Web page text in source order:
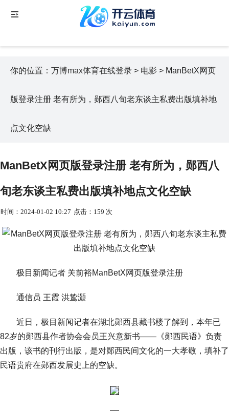
你的位置： 万博max体育在线登录 > 电影 > ManBetX网页
版登录注册 老有所为，郧西八旬老东谈主私费出版填补地
点文化空缺
ManBetX网页版登录注册 老有所为，郧西八
旬老东谈主私费出版填补地点文化空缺
时间：2024-01-02 10:27 点击：159 次
极目新闻记者 关前裕ManBetX网页版登录注册
通信员 王霞 洪鸷灏
近日，极目新闻记者在湖北郧西县藏书楼了解到，本年已
82岁的郧西县作者协会会员王兴意新书——《郧西民语》负责
出版，该书的刊行出版，是对郧西民间文化的一大孝敬，填补了
民语贵府在郧西发展史上的空缺。